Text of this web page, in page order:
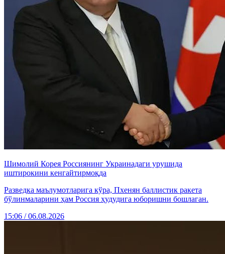
Шимолий Корея Россиянинг Украинадаги урушида
иштирокини кенгайтирмоқда
Разведка маълумотларига кўра, Пхенян баллистик ракета
бўлинмаларини ҳам Россия ҳудудига юборишни бошлаган.
15:06 / 06.08.2026